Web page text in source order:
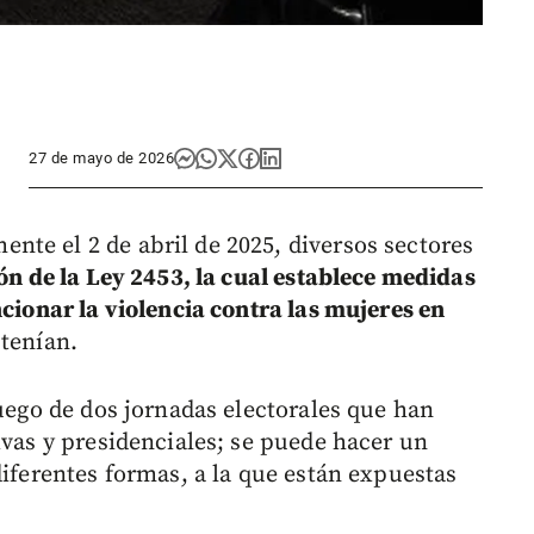
27 de mayo de 2026
el 2 de abril de 2025, diversos sectores
de la Ley 2453, la cual establece medidas
la violencia contra las mujeres en
de dos jornadas electorales que han
y presidenciales; se puede hacer un
formas, a la que están expuestas